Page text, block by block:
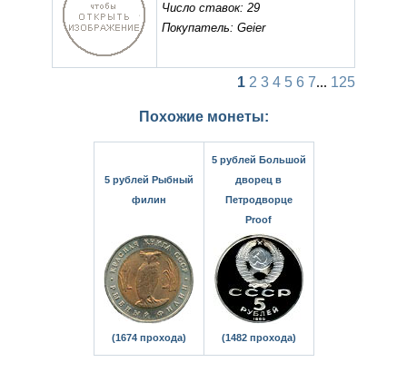
Число ставок: 29
Покупатель: Geier
1 2 3 4 5 6 7... 125
Похожие монеты:
5 рублей Рыбный
филин
(1674 прохода)
5 рублей Большой
дворец в
Петродворце
Proof
(1482 прохода)